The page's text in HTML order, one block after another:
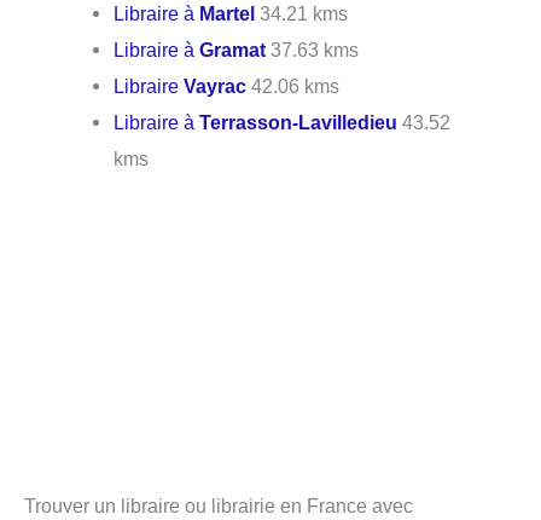
Libraire à Martel 34.21 kms
Libraire àGramat 37.63 kms
LibraireVayrac 42.06 kms
Libraire àTerrasson-Lavilledieu 43.52
kms
Trouver un libraire ou librairie en France avec